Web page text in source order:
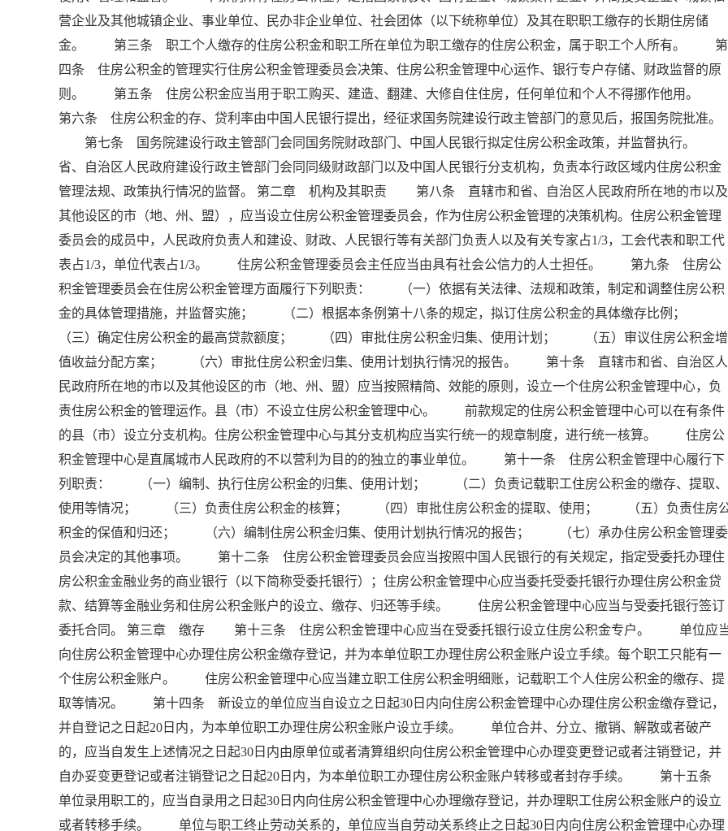
营企业及其他城镇企业、事业单位、民办非企业单位、社会团体（以下统称单位）及其在职职工缴存的长期住房储
金。 第三条 职工个人缴存的住房公积金和职工所在单位为职工缴存的住房公积金，属于职工个人所有。 第
四条 住房公积金的管理实行住房公积金管理委员会决策、住房公积金管理中心运作、银行专户存储、财政监督的原
则。 第五条 住房公积金应当用于职工购买、建造、翻建、大修自住住房，任何单位和个人不得挪作他用。
第六条 住房公积金的存、贷利率由中国人民银行提出，经征求国务院建设行政主管部门的意见后，报国务院批准。
第七条 国务院建设行政主管部门会同国务院财政部门、中国人民银行拟定住房公积金政策，并监督执行。
省、自治区人民政府建设行政主管部门会同同级财政部门以及中国人民银行分支机构，负责本行政区域内住房公积金
管理法规、政策执行情况的监督。 第二章 机构及其职责 第八条 直辖市和省、自治区人民政府所在地的市以及
其他设区的市（地、州、盟），应当设立住房公积金管理委员会，作为住房公积金管理的决策机构。住房公积金管理
委员会的成员中，人民政府负责人和建设、财政、人民银行等有关部门负责人以及有关专家占1/3，工会代表和职工代
表占1/3，单位代表占1/3。 住房公积金管理委员会主任应当由具有社会公信力的人士担任。 第九条 住房公
积金管理委员会在住房公积金管理方面履行下列职责： （一）依据有关法律、法规和政策，制定和调整住房公积
金的具体管理措施，并监督实施； （二）根据本条例第十八条的规定，拟订住房公积金的具体缴存比例；
（三）确定住房公积金的最高贷款额度； （四）审批住房公积金归集、使用计划； （五）审议住房公积金增
值收益分配方案； （六）审批住房公积金归集、使用计划执行情况的报告。 第十条 直辖市和省、自治区人
民政府所在地的市以及其他设区的市（地、州、盟）应当按照精简、效能的原则，设立一个住房公积金管理中心，负
责住房公积金的管理运作。县（市）不设立住房公积金管理中心。 前款规定的住房公积金管理中心可以在有条件
的县（市）设立分支机构。住房公积金管理中心与其分支机构应当实行统一的规章制度，进行统一核算。 住房公
积金管理中心是直属城市人民政府的不以营利为目的的独立的事业单位。 第十一条 住房公积金管理中心履行下
列职责： （一）编制、执行住房公积金的归集、使用计划； （二）负责记载职工住房公积金的缴存、提取、
使用等情况； （三）负责住房公积金的核算； （四）审批住房公积金的提取、使用； （五）负责住房
积金的保值和归还； （六）编制住房公积金归集、使用计划执行情况的报告； （七）承办住房公积金管理委
员会决定的其他事项。 第十二条 住房公积金管理委员会应当按照中国人民银行的有关规定，指定受委托办理住
房公积金金融业务的商业银行（以下简称受委托银行）；住房公积金管理中心应当委托受委托银行办理住房公积金贷
款、结算等金融业务和住房公积金账户的设立、缴存、归还等手续。 住房公积金管理中心应当与受委托银行签订
委托合同。 第三章 缴存 第十三条 住房公积金管理中心应当在受委托银行设立住房公积金专户。 单位应
向住房公积金管理中心办理住房公积金缴存登记，并为本单位职工办理住房公积金账户设立手续。每个职工只能有一
个住房公积金账户。 住房公积金管理中心应当建立职工住房公积金明细账，记载职工个人住房公积金的缴存、提
取等情况。 第十四条 新设立的单位应当自设立之日起30日内向住房公积金管理中心办理住房公积金缴存登记，
并自登记之日起20日内，为本单位职工办理住房公积金账户设立手续。 单位合并、分立、撤销、解散或者破产
的，应当自发生上述情况之日起30日内由原单位或者清算组织向住房公积金管理中心办理变更登记或者注销登记，并
自办妥变更登记或者注销登记之日起20日内，为本单位职工办理住房公积金账户转移或者封存手续。 第十五条
单位录用职工的，应当自录用之日起30日内向住房公积金管理中心办理缴存登记，并办理职工住房公积金账户的设立
或者转移手续。 单位与职工终止劳动关系的，单位应当自劳动关系终止之日起30日内向住房公积金管理中心办理